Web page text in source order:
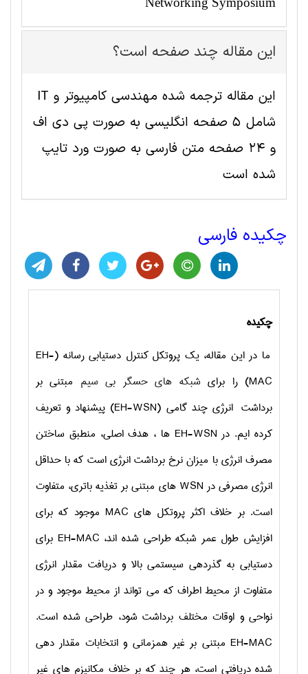
این مقاله چند صفحه است؟
این مقاله ترجمه شده مهندسی کامپیوتر و IT
شامل 5 صفحه انگلیسی به صورت پی دی اف
و 24 صفحه متن فارسی به صورت ورد تایپ
شده است
چکیده فارسی
چکیده
ما در این مقاله، یک پروتکل کنترل دستیابی رسانه (EH-
MAC) را برایشبکه های حسگر بی سیم مبتنی بر
برداشت انرژی چند گامی (EH-WSN) پیشنهاد و تعریف
کرده ایم. در EH-WSN ها ، هدف اصلی، منطبق ساختن
مصرف انرژی با میزان نرخ برداشت انرژی است که با حداقل
انرژی مصرفی درWSN های مبتنی بر تغذیه باتری، متفاوت
است. بر خلاف اکثر پروتکل های MAC موجود که برای
افزایش طول عمر شبکه طراحی شده اند، EH-MAC برای
دستیابی به گذردهی سیستمی بالا و دریافت مقدار انرژی
متفاوت از محیط اطراف که می تواند از محیط موجود و در
نواحی و اوقات مختلف برداشت شود، طراحی شده است.
EH-MAC مبتنی بر غیر همزمانی و انتخابات مقدار دهی
شده دریافتی است، هر چند که بر خلاف مکانیزم های غیر